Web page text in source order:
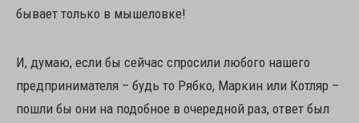
бывает только в мышеловке!
И, думаю, если бы сейчас спросили любого нашего
предпринимателя – будь то Рябко, Маркин или Котляр –
пошли бы они на подобное в очередной раз, ответ был